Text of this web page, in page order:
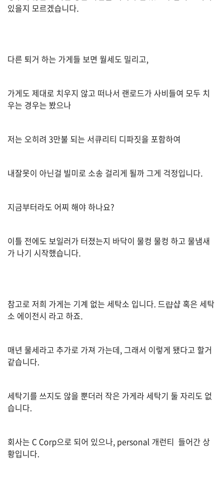
습
K
비
어
호
비
방
지
다
.
빈
번
조
회
있을지 모르겠습니다.
다른 퇴거 하는 가게들 보면 월세도 밀리고,
가게도 제대로 치우지 않고 떠나서 랜로드가 사비들여 모두 치
우는 경우는 봤으나
저는 오히려 3만불 되는 서큐리티 디파짓을 포함하여
내잘못이 아닌걸 빌미로 소송 걸리게 될까 그게 걱정입니다.
지금부터라도 어찌 해야 하나요?
이틀 전에도 보일러가 터졌는지 바닥이 물컹 물컹 하고 물냄새
가 나기 시작했습니다.
참고로 저희 가게는 기계 없는 세탁소 입니다. 드럅샵 혹은 세탁
소 에이전시 라고 하죠.
매년 물세라고 추가로 가져 가는데, 그래서 이렇게 됐다고 할거
같습니다.
세탁기를 쓰지도 않을 뿐더러 작은 가게라 세탁기 둘 자리도 없
습니다.
회사는 C Corp으로 되어 있으나, personal 개런티 들어간 상
황입니다.